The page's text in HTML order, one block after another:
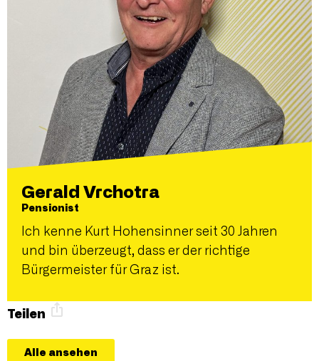
Gerald Vrchotra
Pensionist
Ich kenne Kurt Hohensinner seit 30 Jahren
und bin überzeugt, dass er der richtige
Bürgermeister für Graz ist.
Teilen
Alle ansehen